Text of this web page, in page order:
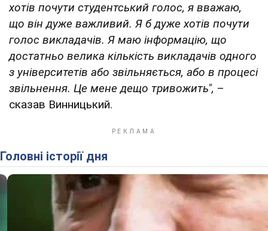
хотів почути студентський голос, я вважаю,
що він дуже важливий. Я б дуже хотів почути
голос викладачів. Я маю інформацію, що
достатньо велика кількість викладачів одного
з університетів або звільняється, або в процесі
звільнення. Це мене дещо тривожить", –
сказав Винницький.
Головні історії дня